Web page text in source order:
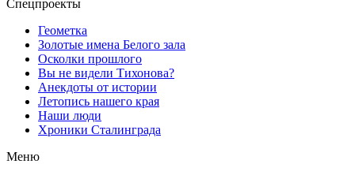
Спецпроекты
Геометка
Золотые имена Белого зала
Осколки прошлого
Вы не видели Тихонова?
Анекдоты от истории
Летопись нашего края
Наши люди
Хроники Сталинграда
Меню